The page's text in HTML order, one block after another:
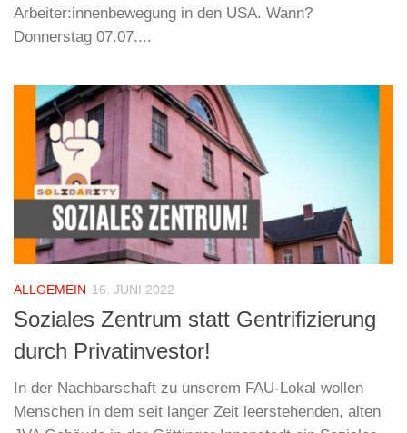
Arbeiter:innenbewegung in den USA. Wann?
Donnerstag 07.07....
ALLGEMEIN 16. JUNI 2022
Soziales Zentrum statt Gentrifizierung
durch Privatinvestor!
In der Nachbarschaft zu unserem FAU-Lokal wollen
Menschen in dem seit langer Zeit leerstehenden, alten